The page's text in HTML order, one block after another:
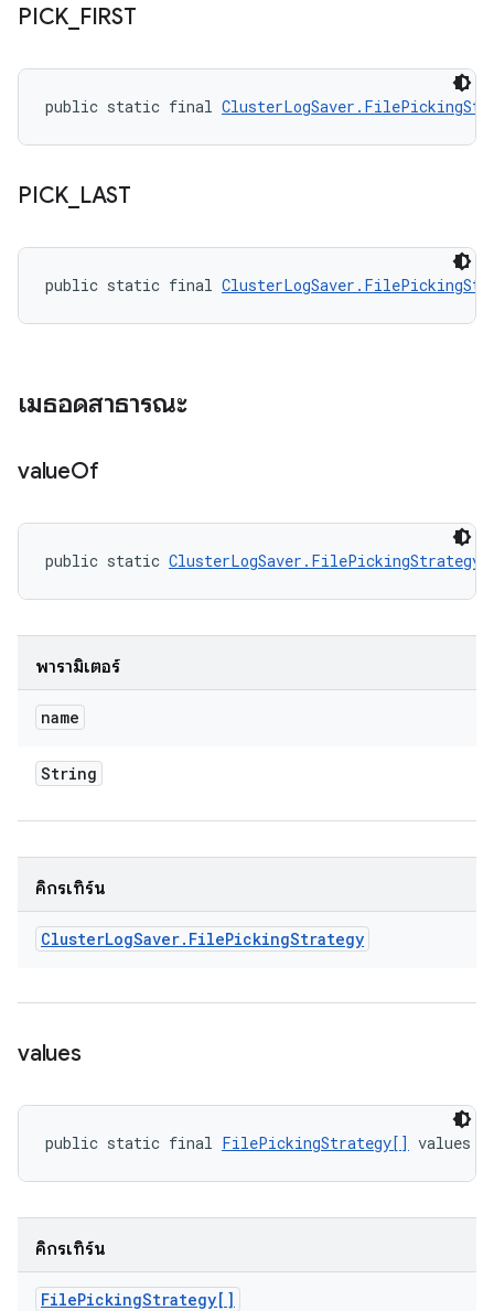
PICK FIRST
public static final
PICK LAST
public static final
เมธอดสาธารณะ
valueOf
public static ClusterLogSaver.FilePickingStrategy
พารามิเตอร์
name
String
คิกรีเทิร์น
ClusterLogSaver. FilePickingStrategy
values
public static final FilePickingStrategy[] values
คิกรีเทิร์น
FilePickingStrategy[]